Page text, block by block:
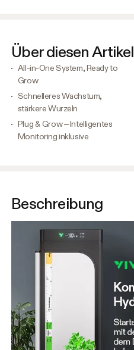
Über diesen Artikel
All-in-One System, Ready to
Grow
Schnelleres Wachstum,
stärkere Wurzeln
Plug & Grow – Intelligentes
Monitoring inklusive
Beschreibung